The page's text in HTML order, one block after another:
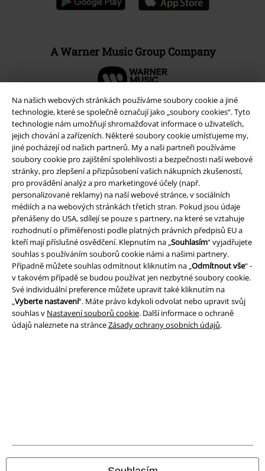
Na našich webových stránkách používáme soubory cookie a jiné
technologie, které se společně označují jako „soubory cookies“. Tyto
technologie nám umožňují shromažďovat informace o uživatelích,
jejich chování a zařízeních. Některé soubory cookie umísťujeme my,
jiné pocházejí od našich partnerů. My a naši partneři používáme
soubory cookie pro zajištění spolehlivosti a bezpečnosti naší webové
stránky, pro zlepšení a přizpůsobení vašich nákupních zkušeností,
pro provádění analýz a pro marketingové účely (např.
personalizované reklamy) na naší webové stránce, v sociálních
médiích a na webových stránkách třetích stran. Pokud jsou údaje
přenášeny do USA, sdílejí se pouze s partnery, na které se vztahuje
rozhodnutí o přiměřenosti podle platných právních předpisů EU a
kteří mají příslušné osvědčení. Klepnutím na „Souhlasím“ vyjadřujete
souhlas s používáním souborů cookie námi a našimi partnery.
Případně můžete souhlas odmítnout kliknutím na „Odmítnout vše“ -
v takovém případě se budou používat jen nezbytné soubory cookie.
Své individuální preference můžete upravit také kliknutím na
„Vyberte nastavení“. Máte právo kdykoli odvolat nebo upravit svůj
souhlas v Nastavení souborů cookie. Další informace o ochraně
údajů naleznete na stránceZásady ochrany osobních údajů.
A Warner Music Group Company
Právní informace
Podmínky
Prohlášení
Ochrana osobních údajů
Likvidace odpadu a ochrana životního prostředí
Všechny ceny jsou včetně DPH, bezpoštovného a balného